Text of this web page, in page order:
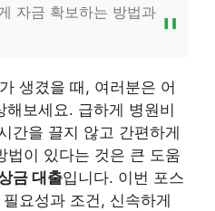
자금 확보하는 방법과
생겼을 때, 여러분은 어
보세요. 급하게 병원비
간을 끌지 않고 간편하게
법이 있다는 것은 큰 도움
금 대출입니다. 이번 포스
요성과 조건, 신속하게